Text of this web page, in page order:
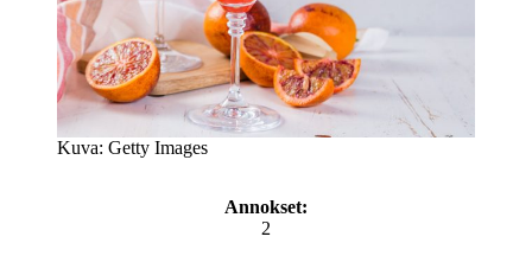
Kuva: Getty Images
Annokset:
2